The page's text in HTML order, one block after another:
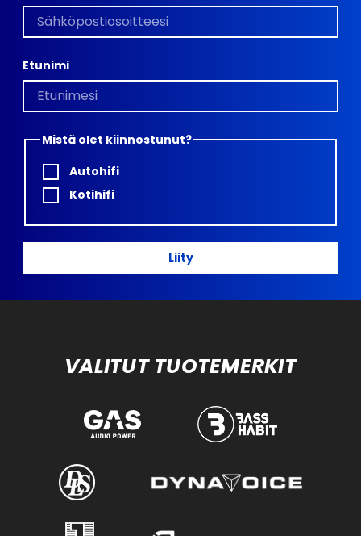
Etunimi
Mistä olet kiinnostunut?
Autohifi
Kotihifi
Liity
VALITUT TUOTEMERKIT